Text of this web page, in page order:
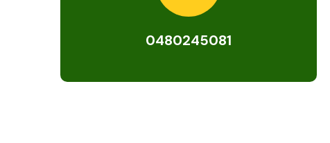
0480245081